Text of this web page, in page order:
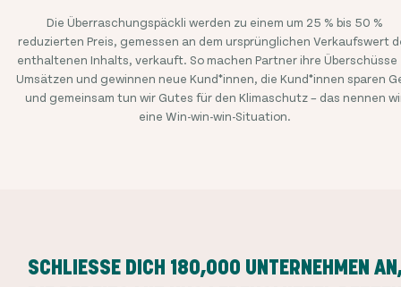
Die Überraschungspäckli werden zu einem um 25 % bis 50 %
reduzierten Preis, gemessen an dem ursprünglichen Verkaufswert
enthaltenen Inhalts, verkauft. So machen Partner ihre Überschüsse
Umsätzen und gewinnen neue Kund*innen, die Kund*innen sparen
und gemeinsam tun wir Gutes für den Klimaschutz – das nennen
eine Win-win-win-Situation.
SCHLIESSE DICH 180,000 UNTERNEHMEN